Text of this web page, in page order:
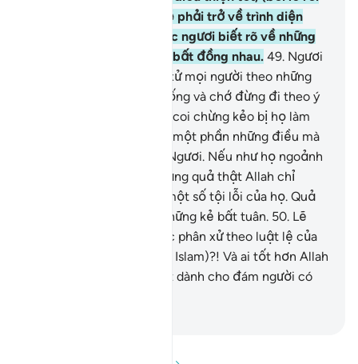
đây) tất cả các ngươi sẽ phải trở về trình diện
Allah, rồi Ngài sẽ cho các ngươi biết rõ về những
điều mà các ngươi từng bất đồng nhau. 49. Ngươi
(hỡi Thiên Sứ) hãy phân xử mọi người theo những
điều mà Allah đã ban xuống và chớ đừng đi theo ý
muốn của họ, Ngươi hãy coi chừng kẻo bị họ làm
cho Ngươi nghịch lại với một phần những điều mà
Allah đã ban xuống cho Ngươi. Nếu như họ ngoảnh
mặt thì Ngươi hãy biết rằng quả thật Allah chỉ
muốn trừng phạt họ về một số tội lỗi của họ. Quả
thật đa số nhân loại là những kẻ bất tuân. 50. Lẽ
nào họ mong muốn được phân xử theo luật lệ của
thời kỳ đen tối (thời tiền Islam)?! Và ai tốt hơn Allah
về việc qui định giới luật dành cho đám người có